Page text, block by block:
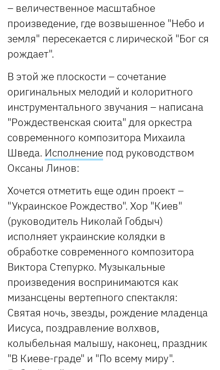
– величественное масштабное
произведение, где возвышенное "Небо и
земля" пересекается с лирической "Бог ся
рождает".
В этой же плоскости – сочетание
оригинальных мелодий и колоритного
инструментального звучания – написана
"Рождественская cюита" для оркестра
современного композитора Михаила
Шведа. Исполнение под руководством
Оксаны Линов:
Хочется отметить еще один проект –
"Украинское Рождество". Хор "Киев"
(руководитель Николай Гобдыч)
исполняет украинские колядки в
обработке современного композитора
Виктора Степурко. Музыкальные
произведения воспринимаются как
мизансцены вертепного спектакля:
Святая ночь, звезды, рождение младенца
Иисуса, поздравление волхвов,
колыбельная малышу, наконец, праздник
"В Киеве-граде" и "По всему миру".